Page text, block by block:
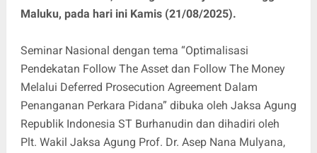
Maluku, pada hari ini Kamis (21/08/2025).
Seminar Nasional dengan tema “Optimalisasi
Pendekatan Follow The Asset dan Follow The Money
Melalui Deferred Prosecution Agreement Dalam
Penanganan Perkara Pidana” dibuka oleh Jaksa Agung
Republik Indonesia ST Burhanudin dan dihadiri oleh
Plt. Wakil Jaksa Agung Prof. Dr. Asep Nana Mulyana,